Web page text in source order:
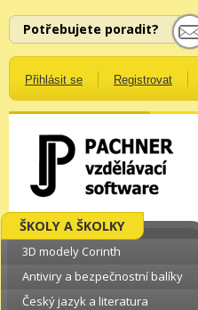
Přihlásit se Registrovat
Potřebujete poradit?
ŠKOLY A ŠKOLKY
3D modely Corinth
Antiviry a bezpečnostní balíky
Český jazyk a literatura